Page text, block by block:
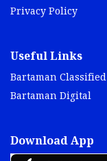
Privacy Policy
Useful Links
Bartaman Classified
Bartaman Digital
Download App